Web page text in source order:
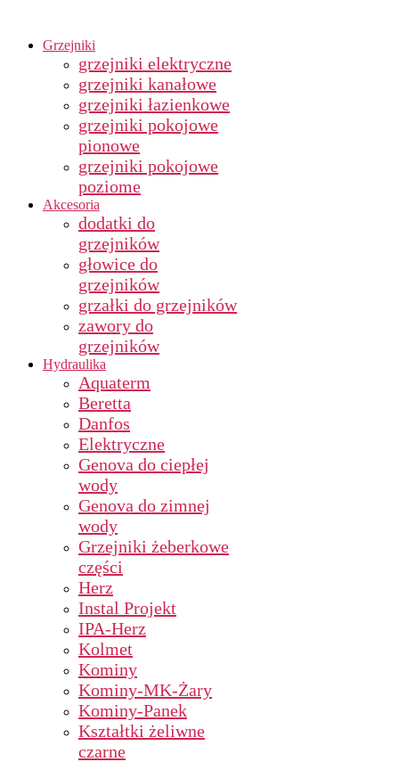
Grzejniki
grzejniki elektryczne
grzejniki kanałowe
grzejniki łazienkowe
grzejniki pokojowe
pionowe
grzejniki pokojowe
poziome
Akcesoria
dodatki do
grzejników
głowice do
grzejników
grzałki do grzejników
zawory do
grzejników
Hydraulika
Aquaterm
Beretta
Danfos
Elektryczne
Genova do ciepłej
wody
Genova do zimnej
wody
Grzejniki żeberkowe
części
Herz
Instal Projekt
IPA-Herz
Kolmet
Kominy
Kominy-MK-Żary
Kominy-Panek
Kształtki żeliwne
czarne